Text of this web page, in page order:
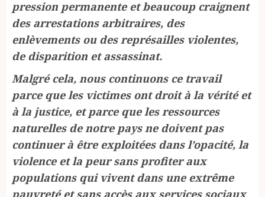
pression permanente et beaucoup craignent
des arrestations arbitraires, des
enlèvements ou des représailles violentes,
de disparition et assassinat.
Malgré cela, nous continuons ce travail
parce que les victimes ont droit à la vérité et
à la justice, et parce que les ressources
naturelles de notre pays ne doivent pas
continuer à être exploitées dans l’opacité, la
violence et la peur sans profiter aux
populations qui vivent dans une extrême